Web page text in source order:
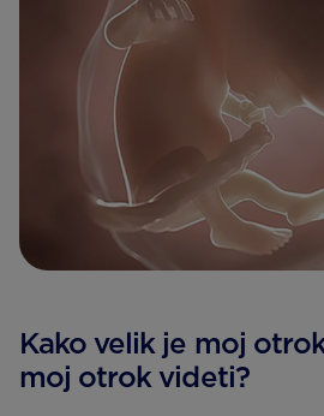
Kako velik je moj
moj otrok videti?